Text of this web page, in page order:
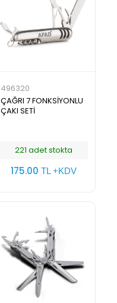
496320
ÇAĞRI 7 FONKSİYONLU
ÇAKI SETİ
221 adet stokta
175.00 TL +KDV